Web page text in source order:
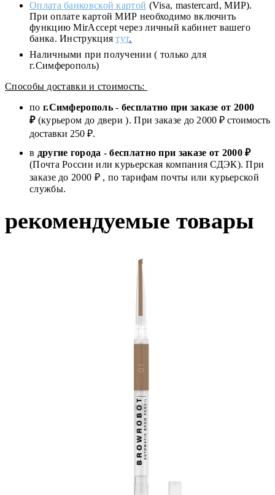
Оплата банковской картой (Visa, mastercard, МИР).
При оплате картой МИР необходимо включить
функцию MirAccept через личный кабинет вашего
банка. Инструкциятут.
Наличными при получении ( только для
г.Симферополь)
Способы доставки и стоимость:
по г.Симферополь- бесплатно при заказе от 2000
₽(курьером до двери ). При заказе до 2000 ₽ стоимость
доставки 250 ₽.
в другие города -бесплатно при заказе от 2000 ₽
(Почта России или курьерская компания СДЭК). При
заказе до 2000 ₽ , по тарифам почты или курьерской
службы.
рекомендуемые товары